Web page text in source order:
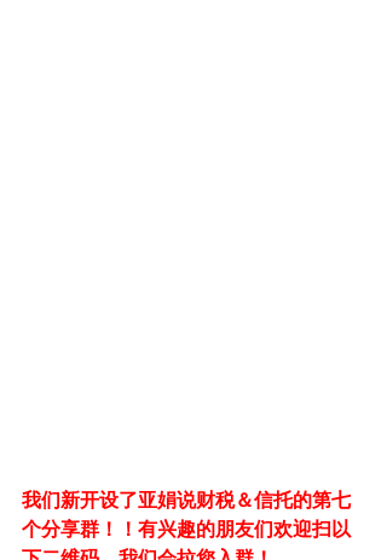
我们新开设了亚娟说财税＆信托的第七
个分享群！！有兴趣的朋友们欢迎扫以